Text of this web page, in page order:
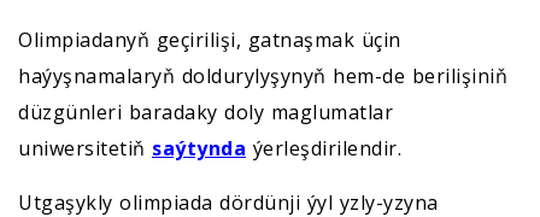
Olimpiadanyň geçirilişi, gatnaşmak üçin
haýyşnamalaryň doldurylyşynyň hem-de berilişiniň
düzgünleri baradaky doly maglumatlar
uniwersitetiň saýtynda ýerleşdirilendir.
Utgaşykly olimpiada dördünji ýyl yzly-yzyna